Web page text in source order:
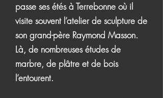
passe ses étés à Terrebonne où il
visite souvent l’atelier de sculpture de
son grand-père Raymond Masson.
Là, de nombreuses études de
marbre, de plâtre et de bois
l’entourent.